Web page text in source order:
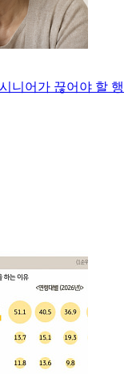
니어가 끊어야 할 행